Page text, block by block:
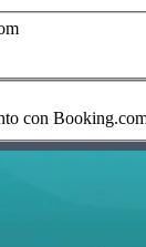
con